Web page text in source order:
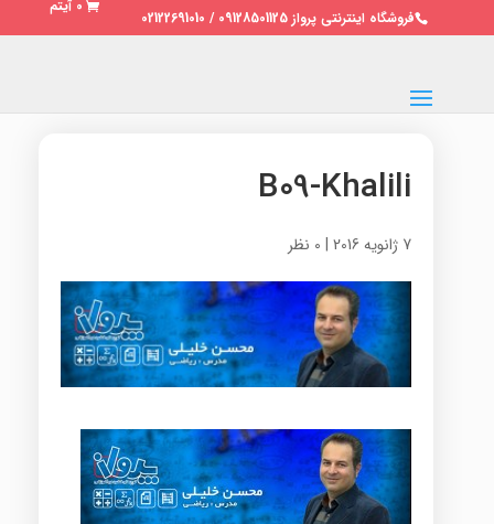
فروشگاه اینترنتی پرواز 09128501125 / 02122691010
0 آیتم
B09-Khalili
7 ژانویه 2016 | 0 نظر